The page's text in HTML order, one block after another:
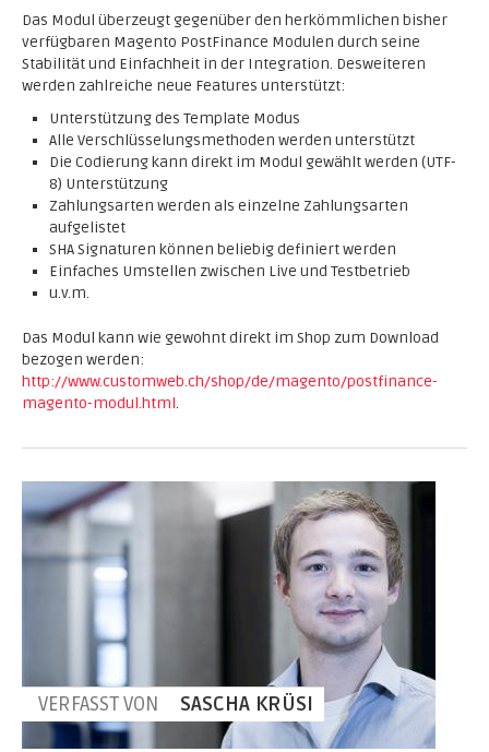
Das Modul überzeugt gegenüber den herkömmlichen bisher
verfügbaren Magento PostFinance Modulen durch seine
Stabilität und Einfachheit in der Integration. Desweiteren
werden zahlreiche neue Features unterstützt:
Unterstützung des Template Modus
Alle Verschlüsselungsmethoden werden unterstützt
Die Codierung kann direkt im Modul gewählt werden (UTF-
8) Unterstützung
Zahlungsarten werden als einzelne Zahlungsarten
aufgelistet
SHA Signaturen können beliebig definiert werden
Einfaches Umstellen zwischen Live und Testbetrieb
u.v.m.
Das Modul kann wie gewohnt direkt im Shop zum Download
bezogen werden:
http://www.customweb.ch/shop/de/magento/postfinance-
magento-modul.html.
VERFASST VON SASCHA KRÜSI